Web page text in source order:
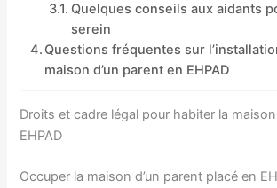
Quelques conseils aux aidants
serein
Questions fréquentes sur
maison d’un parent en EHPAD
Droits et cadre légal pour habiter la maison
EHPAD
Occuper la maison d’un parent placé en